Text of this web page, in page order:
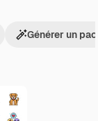
Générer un